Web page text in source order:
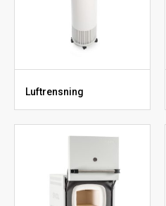
Luftrensning